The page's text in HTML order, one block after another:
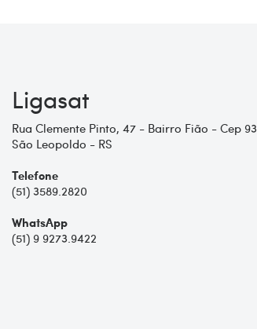
Ligasat
Rua Clemente Pinto, 47 - Bairro Fião - Cep
São Leopoldo - RS
Telefone
(51) 3589.2820
WhatsApp
(51) 9 9273.9422